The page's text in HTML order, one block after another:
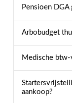
Pensioen
Arbobudget
Medische
aankoop?